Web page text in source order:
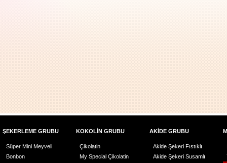
Süper Mini Meyveli
Bonbon
Çikolatin
My Special Çikolatin
Akide Şekeri Fıstıklı
Akide Şekeri Susamlı
ŞEKERLEME GRUBU KOKOLİN GRUBU AKİDE GRUBU